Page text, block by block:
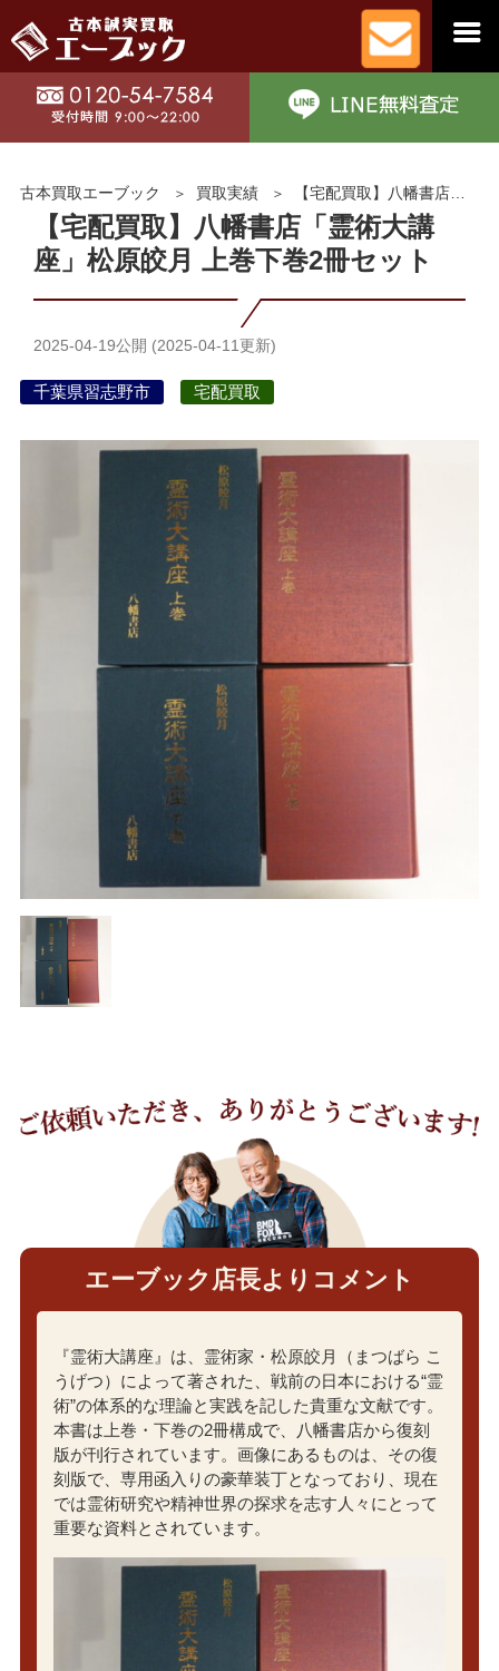
古本買取エーブック 買取実績 【宅配買取】八幡書店「霊術大講座」松原皎月 上巻下巻2冊セット
【宅配買取】八幡書店「霊術大講
座」松原皎月 上巻下巻2冊セット
2025-04-19公開 (2025-04-11更新)
千葉県習志野市 宅配買取
エーブック店長よりコメント
『霊術大講座』は、霊術家・松原皎月（まつばら こ
うげつ）によって著された、戦前の日本における“霊
術”の体系的な理論と実践を記した貴重な文献です。
本書は上巻・下巻の2冊構成で、八幡書店から復刻
版が刊行されています。画像にあるものは、その復
刻版で、専用函入りの豪華装丁となっており、現在
では霊術研究や精神世界の探求を志す人々にとって
重要な資料とされています。